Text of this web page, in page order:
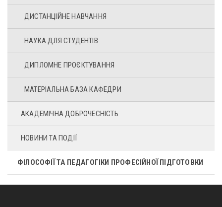
ДИСТАНЦІЙНЕ НАВЧАННЯ
НАУКА ДЛЯ СТУДЕНТІВ
ДИПЛОМНЕ ПРОЄКТУВАННЯ
МАТЕРІАЛЬНА БАЗА КАФЕДРИ
АКАДЕМІЧНА ДОБРОЧЕСНІСТЬ
НОВИНИ ТА ПОДІЇ
ФІЛОСОФІЇ ТА ПЕДАГОГІКИ ПРОФЕСІЙНОЇ ПІДГОТОВКИ